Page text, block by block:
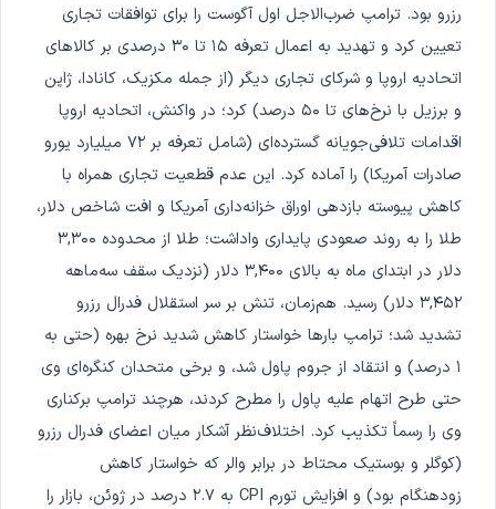
رزرو بود. ترامپ ضرب‌الاجل اول آگوست را برای توافقات تجاری
تعیین کرد و تهدید به اعمال تعرفه ۱۵ تا ۳۰ درصدی بر کالاهای
اتحادیه اروپا و شرکای تجاری دیگر (از جمله مکزیک، کانادا، ژاپن
و برزیل با نرخ‌های تا ۵۰ درصد) کرد؛ در واکنش، اتحادیه اروپا
اقدامات تلافی‌جویانه گسترده‌ای (شامل تعرفه بر ۷۲ میلیارد یورو
صادرات آمریکا) را آماده کرد. این عدم قطعیت تجاری همراه با
کاهش پیوسته بازدهی اوراق خزانه‌داری آمریکا و افت شاخص دلار،
طلا را به روند صعودی پایداری واداشت؛ طلا از محدوده ۳,۳۰۰
دلار در ابتدای ماه به بالای ۳,۴۰۰ دلار (نزدیک سقف سه‌ماهه
۳,۴۵۲ دلار) رسید. هم‌زمان، تنش بر سر استقلال فدرال رزرو
تشدید شد؛ ترامپ بارها خواستار کاهش شدید نرخ بهره (حتی به
۱ درصد) و انتقاد از جروم پاول شد، و برخی متحدان کنگره‌ای وی
حتی طرح اتهام علیه پاول را مطرح کردند، هرچند ترامپ برکناری
وی را رسماً تکذیب کرد. اختلاف‌نظر آشکار میان اعضای فدرال رزرو
(کوگلر و بوستیک محتاط در برابر والر که خواستار کاهش
زودهنگام بود) و افزایش تورم CPI به ۲.۷ درصد در ژوئن، بازار را